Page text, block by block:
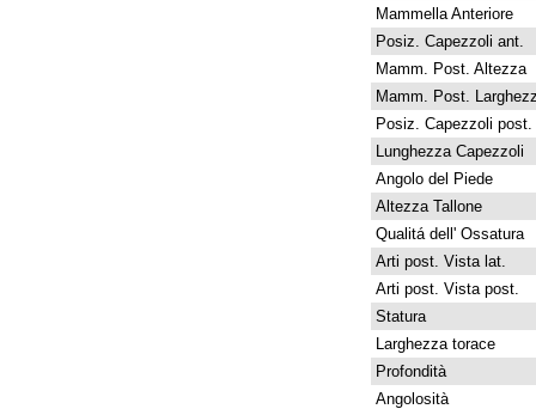
Mammella Anteriore
Posiz. Capezzoli ant.
Mamm. Post. Altezza
Mamm. Post.
Posiz. Capezzoli post.
Lunghezza Capezzoli
Angolo del Piede
Altezza Tallone
Qualitá dell' Ossatura
Arti post. Vista lat.
Arti post. Vista post.
Statura
Larghezza torace
Profondità
Angolosità